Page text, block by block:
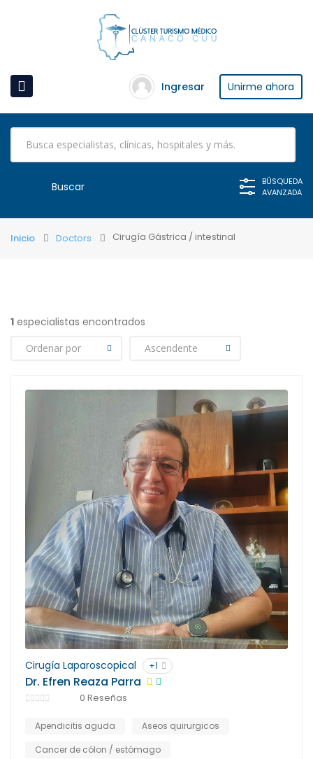
Ingresar Unirme ahora
BÚSQUEDA
AVANZADA
Inicio Doctors Cirugía Gástrica / intestinal
1 especialistas encontrados
Cirugía Laparoscopical +1
Dr. Efren Reaza Parra
0 Reseñas
Apendicitis aguda
Aseos quirurgicos
Cancer de cólon / estómago